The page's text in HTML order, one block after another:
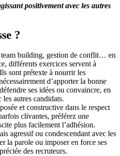
positivement avec les autres
?
building, gestion de conflit… en
différents exercices servent à
sont prétexte à nourrir les
d’apporter la bonne
ses idées ou convaincre, en
autres candidats.
et constructive dans le respect
clivantes, préférez une
plus facilement l’adhésion.
agressif ou condescendant avec les
la parole ou imposer en force ses
des recruteurs.